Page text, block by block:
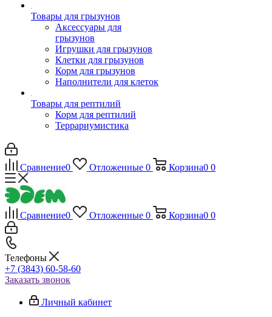
Товары для грызунов
Аксессуары для
грызунов
Игрушки для грызунов
Клетки для грызунов
Корм для грызунов
Наполнители для клеток
Товары для рептилий
Корм для рептилий
Террариумистика
Сравнение0 Отложенные 0 Корзина0 0
Сравнение0 Отложенные 0 Корзина0 0
Телефоны
+7 (3843) 60-58-60
Заказать звонок
Личный кабинет